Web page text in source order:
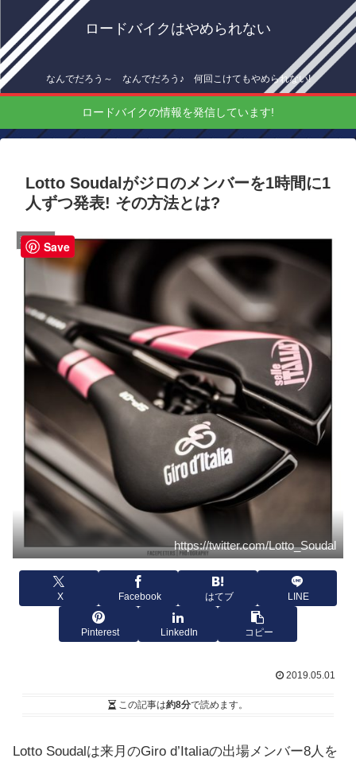
ロードバイクはやめられない
なんでだろう～ なんでだろう♪ 何回こけてもやめられない!
ロードバイクの情報を発信しています!
Lotto Soudalがジロのメンバーを1時間に1
人ずつ発表! その方法とは?
海外情報
https://twitter.com/Lotto_Soudal
X Facebook はてブ LINE
Pinterest LinkedIn コピー
2019.05.01
この記事は約8分で読めます。
Lotto Soudalは来月のGiro d’Italiaの出場メンバー8人を
Save